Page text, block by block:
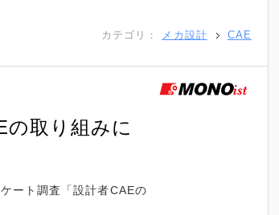
カテゴリ： メカ設計 CAE
の取り組みに
ート調査「設計者CAEの